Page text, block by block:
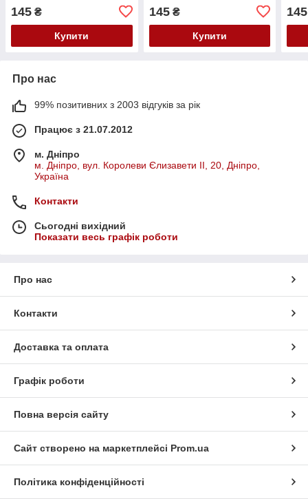
145 ₴
Купити
145₴
Купити
145
Про нас
99% позитивних з 2003 відгуків за рік
Працює з 21.07.2012
м. Дніпро
м. Дніпро, вул. Королеви Єлизавети ІІ, 20, Дніпро,
Україна
Контакти
Сьогодні вихідний
Показати весь графік роботи
Про нас
Контакти
Доставка та оплата
Графік роботи
Повна версія сайту
Сайт створено на маркетплейсі Prom.ua
Політика конфіденційності